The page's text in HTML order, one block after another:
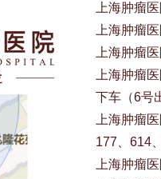
上海肿瘤
上海肿瘤
上海肿瘤
上海肿瘤
下车（6号
上海肿瘤
177、614
上海肿瘤